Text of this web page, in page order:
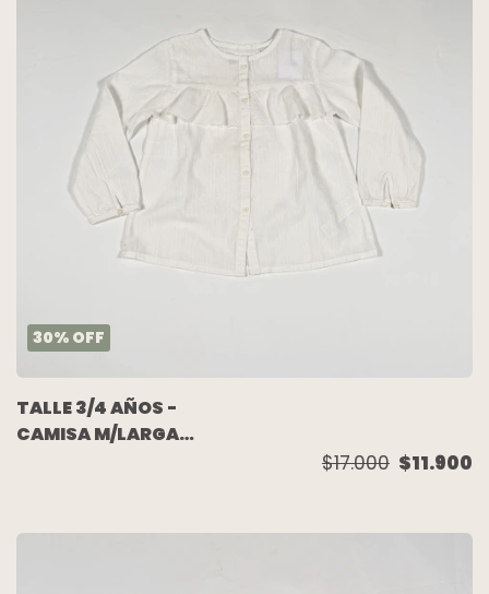
30% OFF
TALLE 3/4 AÑOS -
CAMISA M/LARGA
$17.000 $11.900